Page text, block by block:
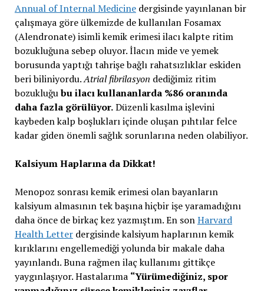
Annual of Internal Medicinedergisinde yayınlanan bir
çalışmaya göre ülkemizde de kullanılan Fosamax
(Alendronate) isimli kemik erimesi ilacı kalpte ritim
bozukluğuna sebep oluyor. İlacın mide ve yemek
borusunda yaptığı tahrişe bağlı rahatsızlıklar eskiden
beri biliniyordu.Atrial fibrilasyon dediğimiz ritim
bozukluğubu ilacı kullananlarda %86 oranında
daha fazla görülüyor.Düzenli kasılma işlevini
kaybeden kalp boşlukları içinde oluşan pıhtılar felce
kadar giden önemli sağlık sorunlarına neden olabiliyor.
Kalsiyum Haplarına da Dikkat!
Menopoz sonrası kemik erimesi olan bayanların
kalsiyum almasının tek başına hiçbir işe yaramadığını
daha önce de birkaç kez yazmıştım. En sonHarvard
Health Letterdergisinde kalsiyum haplarının kemik
kırıklarını engellemediği yolunda bir makale daha
yayınlandı. Buna rağmen ilaç kullanımı gittikçe
yaygınlaşıyor. Hastalarıma “Yürümediğiniz, spor